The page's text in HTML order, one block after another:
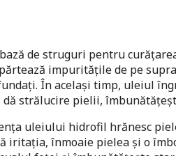
de struguri pentru
impuritățile de pe
În același timp, uleiul
strălucire pielii,
uleiului hidrofil hrănesc
iritația, înmoaie pielea și o